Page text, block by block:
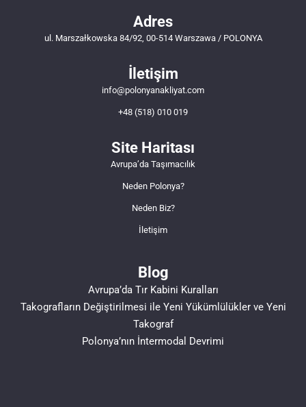
Adres
ul. Marszałkowska 84/92, 00-514 Warszawa / POLONYA
İletişim
info@polonyanakliyat.com
+48 (518) 010 019
Site Haritası
Avrupa’da Taşımacılık
Neden Polonya?
Neden Biz?
İletişim
Blog
Avrupa’da Tır Kabini Kuralları
Takografların Değiştirilmesi ile Yeni Yükümlülükler ve Yeni
Takograf
Polonya’nın İntermodal Devrimi